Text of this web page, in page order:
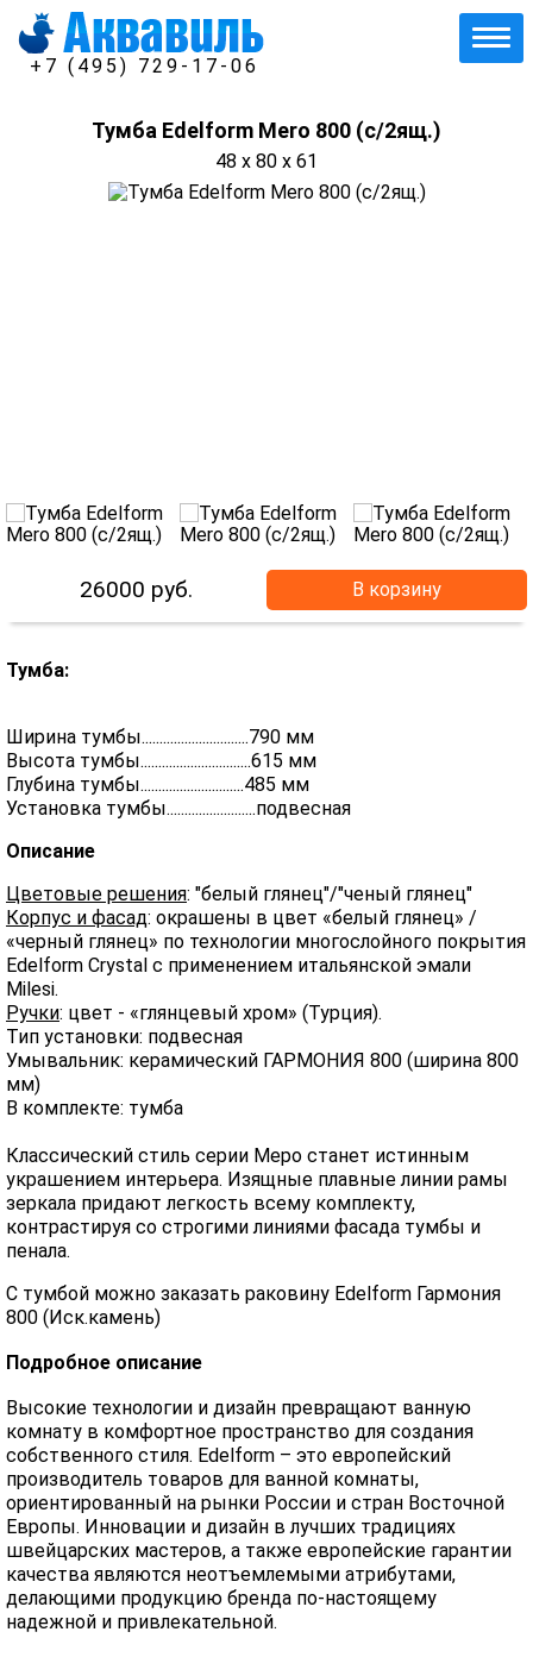
+7 (495) 729-17-06
Тумба Edelform Мero 800 (с/2ящ.)
48 x 80 x 61
26000 руб. В корзину
Тумба:
Ширина тумбы..............................790 мм
Высота тумбы...............................615 мм
Глубина тумбы.............................485 мм
Установка тумбы.........................подвесная
Описание
Цветовые решения: "белый глянец"/"ченый глянец"
Корпус и фасад: окрашены в цвет «белый глянец» /
«черный глянец» по технологии многослойного покрытия
Еdelform Crystal с применением итальянской эмали
Milesi.
Ручки: цвет - «глянцевый хром» (Турция).
Тип установки: подвесная
Умывальник: керамический ГАРМОНИЯ 800 (ширина 800
мм)
В комплекте: тумба
Классический стиль серии Меро станет истинным
украшением интерьера. Изящные плавные линии рамы
зеркала придают легкость всему комплекту,
контрастируя со строгими линиями фасада тумбы и
пенала.
С тумбой можно заказать раковину Edelform Гармония
800 (Иск.камень)
Подробное описание
Высокие технологии и дизайн превращают ванную
комнату в комфортное пространство для создания
собственного стиля. Edelform – это европейский
производитель товаров для ванной комнаты,
ориентированный на рынки России и стран Восточной
Европы. Инновации и дизайн в лучших традициях
швейцарских мастеров, а также европейские гарантии
качества являются неотъемлемыми атрибутами,
делающими продукцию бренда по-настоящему
надежной и привлекательной.